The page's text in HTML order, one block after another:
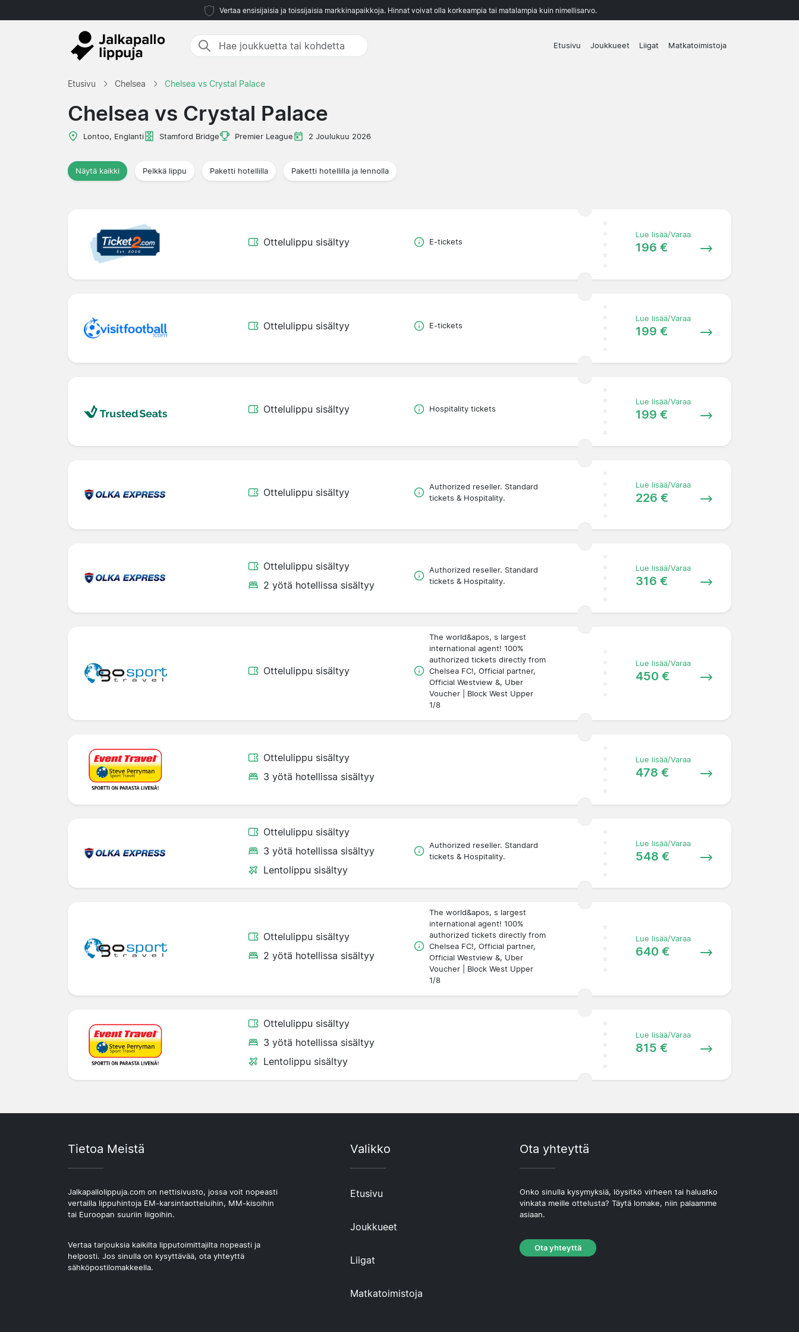
Vertaa ensisijaisia ja toissijaisia markkinapaikkoja. Hinnat voivat olla korkeampia tai matalampia kuin nimellisarvo.
Etusivu Joukkueet Liigat Matkatoimistoja
Etusivu Chelsea Chelsea vs Crystal Palace
Chelsea vs Crystal Palace
Lontoo, Englanti Stamford Bridge Premier League 2 Joulukuu 2026
Näytä kaikki Pelkkä lippu Paketti hotellilla Paketti hotellilla ja lennolla
Ottelulippu sisältyy E-tickets
Lue lisää/Varaa
196 €
Ottelulippu sisältyy E-tickets
Lue lisää/Varaa
199 €
Ottelulippu sisältyy Hospitality tickets
Lue lisää/Varaa
199 €
Ottelulippu sisältyy
Authorized reseller. Standard
tickets & Hospitality.
Lue lisää/Varaa
226 €
Ottelulippu sisältyy
2 yötä hotellissa sisältyy
Authorized reseller. Standard
tickets & Hospitality.
Lue lisää/Varaa
316 €
Ottelulippu sisältyy
The world&apos, s largest
international agent! 100%
authorized tickets directly from
Chelsea FC!, Official partner,
Official Westview &, Uber
Voucher | Block West Upper
1/8
Lue lisää/Varaa
450 €
Ottelulippu sisältyy
3 yötä hotellissa sisältyy
Lue lisää/Varaa
478 €
Ottelulippu sisältyy
3 yötä hotellissa sisältyy
Lentolippu sisältyy
Authorized reseller. Standard
tickets & Hospitality.
Lue lisää/Varaa
548 €
Ottelulippu sisältyy
2 yötä hotellissa sisältyy
The world&apos, s largest
international agent! 100%
authorized tickets directly from
Chelsea FC!, Official partner,
Official Westview &, Uber
Voucher | Block West Upper
1/8
Lue lisää/Varaa
640 €
Ottelulippu sisältyy
3 yötä hotellissa sisältyy
Lentolippu sisältyy
Lue lisää/Varaa
815 €
Tietoa Meistä
Jalkapallolippuja.com on nettisivusto, jossa voit nopeasti
vertailla lippuhintoja EM-karsintaotteluihin, MM-kisoihin
tai Euroopan suuriin liigoihin.
Vertaa tarjouksia kaikilta lipputoimittajilta nopeasti ja
helposti. Jos sinulla on kysyttävää, ota yhteyttä
sähköpostilomakkeella.
Valikko
Etusivu
Joukkueet
Liigat
Matkatoimistoja
Ota yhteyttä
Onko sinulla kysymyksiä, löysitkö virheen tai haluatko
vinkata meille ottelusta? Täytä lomake, niin palaamme
asiaan.
Ota yhteyttä